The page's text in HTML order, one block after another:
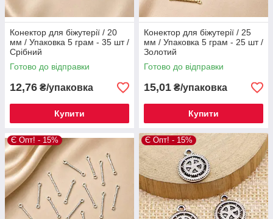
Конектор для біжутерії / 20
мм / Упаковка 5 грам - 35 шт /
Срібний
Готово до відправки
12,76 ₴/упаковка
Купити
Конектор для біжутерії / 25
мм / Упаковка 5 грам - 25 шт /
Золотий
Готово до відправки
15,01 ₴/упаковка
Купити
Є Опт! - 15% Є Опт! - 15%